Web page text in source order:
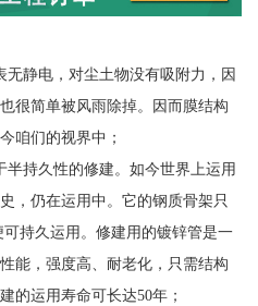
静电，对尘土物没有吸附力，因
很简单被风雨除掉。因而膜结构
咱们的视界中；
持久性的修建。如今世界上运用
，仍在运用中。它的钢质骨架只
持久运用。修建用的镀锌管是一
能，强度高、耐老化，只需结构
的运用寿命可长达50年；